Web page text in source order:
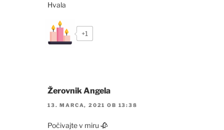
Hvala
+1
Žerovnik Angela
13. MARCA, 2021 OB 13:38
Počivajte v miru 🥀